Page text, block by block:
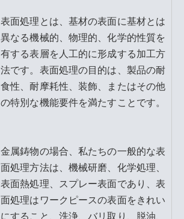
表面処理とは、基材の表面に基材とは
異なる機械的、物理的、化学的性質を
有する表層を人工的に形成する加工方
法です。表面処理の目的は、製品の耐
食性、耐摩耗性、装飾、またはその他
の特別な機能要件を満たすことです。
金属鋳物の場合、私たちの一般的な表
面処理方法は、機械研磨、化学処理、
表面熱処理、スプレー表面であり、表
面処理はワークピースの表面をきれい
にすること、洗浄、バリ取り、脱油、